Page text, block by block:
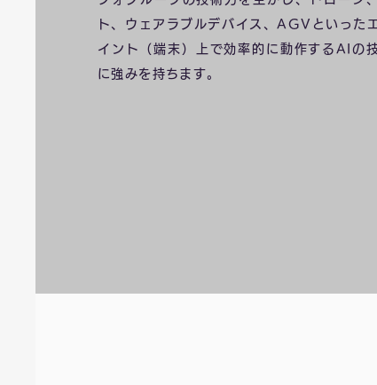
ト、ウェアラブルデバイス、AGVといった
イント（端末）上で効率的に動作するAIの
に強みを持ちます。